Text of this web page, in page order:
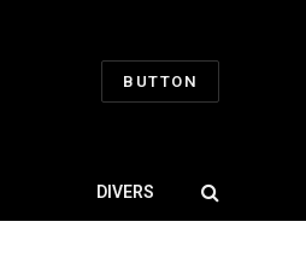
BUTTON
DIVERS